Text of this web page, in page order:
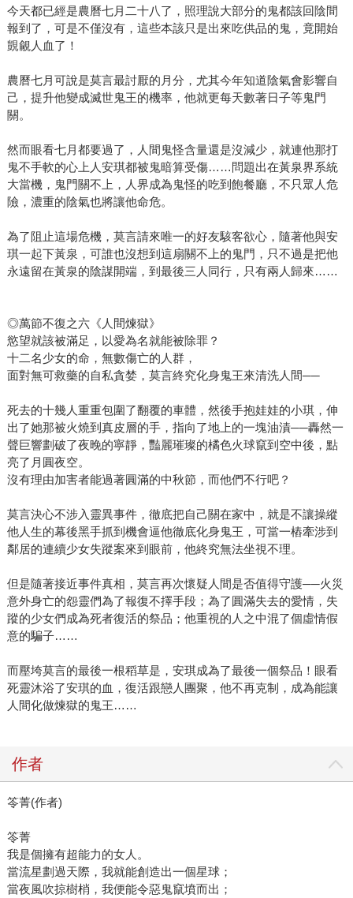
今天都已經是農曆七月二十八了，照理說大部分的鬼都該回陰間
報到了，可是不僅沒有，這些本該只是出來吃供品的鬼，竟開始
覬覦人血了！
農曆七月可說是莫言最討厭的月分，尤其今年知道陰氣會影響自
己，提升他變成滅世鬼王的機率，他就更每天數著日子等鬼門
關。
然而眼看七月都要過了，人間鬼怪含量還是沒減少，就連他那打
鬼不手軟的心上人安琪都被鬼暗算受傷……問題出在黃泉界系統
大當機，鬼門關不上，人界成為鬼怪的吃到飽餐廳，不只眾人危
險，濃重的陰氣也將讓他命危。
為了阻止這場危機，莫言請來唯一的好友駭客欲心，隨著他與安
琪一起下黃泉，可誰也沒想到這扇關不上的鬼門，只不過是把他
永遠留在黃泉的陰謀開端，到最後三人同行，只有兩人歸來……
◎萬節不復之六《人間煉獄》
慾望就該被滿足，以愛為名就能被除罪？
十二名少女的命，無數傷亡的人群，
面對無可救藥的自私貪婪，莫言終究化身鬼王來清洗人間──
死去的十幾人重重包圍了翻覆的車體，然後手抱娃娃的小琪，伸
出了她那被火燒到真皮層的手，指向了地上的一塊油漬──轟然一
聲巨響劃破了夜晚的寧靜，豔麗璀璨的橘色火球竄到空中後，點
亮了月圓夜空。
沒有理由加害者能過著圓滿的中秋節，而他們不行吧？
莫言決心不涉入靈異事件，徹底把自己關在家中，就是不讓操縱
他人生的幕後黑手抓到機會逼他徹底化身鬼王，可當一樁牽涉到
鄰居的連續少女失蹤案來到眼前，他終究無法坐視不理。
但是隨著接近事件真相，莫言再次懷疑人間是否值得守護──火災
意外身亡的怨靈們為了報復不擇手段；為了圓滿失去的愛情，失
蹤的少女們成為死者復活的祭品；他重視的人之中混了個虛情假
意的騙子……
而壓垮莫言的最後一根稻草是，安琪成為了最後一個祭品！眼看
死靈沐浴了安琪的血，復活跟戀人團聚，他不再克制，成為能讓
人間化做煉獄的鬼王……
作者
笭菁(作者)
笭菁
我是個擁有超能力的女人。
當流星劃過天際，我就能創造出一個星球；
當夜風吹掠樹梢，我便能令惡鬼竄墳而出；